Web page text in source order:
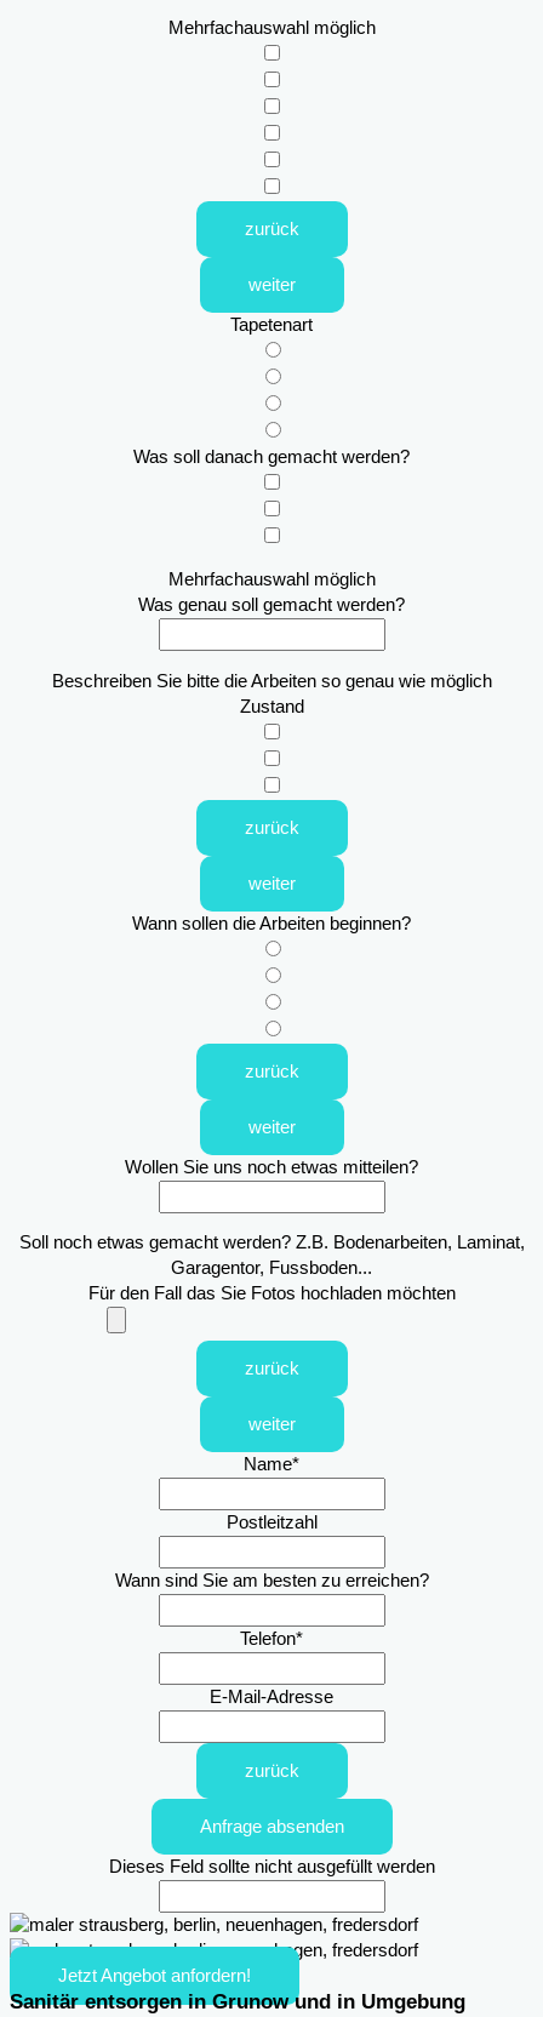
Mehrfachauswahl möglich
zurück
weiter
Tapetenart
Was soll danach gemacht werden?
Mehrfachauswahl möglich
Was genau soll gemacht werden?
Beschreiben Sie bitte die Arbeiten so genau wie möglich
Zustand
zurück
weiter
Wann sollen die Arbeiten beginnen?
zurück
weiter
Wollen Sie uns noch etwas mitteilen?
Soll noch etwas gemacht werden? Z.B. Bodenarbeiten, Laminat,
Garagentor, Fussboden...
Für den Fall das Sie Fotos hochladen möchten
zurück
weiter
Name*
Postleitzahl
Wann sind Sie am besten zu erreichen?
Telefon*
E-Mail-Adresse
zurück
Anfrage absenden
Dieses Feld sollte nicht ausgefüllt werden
Jetzt Angebot anfordern!
Sanitär entsorgen in Grunow und in Umgebung